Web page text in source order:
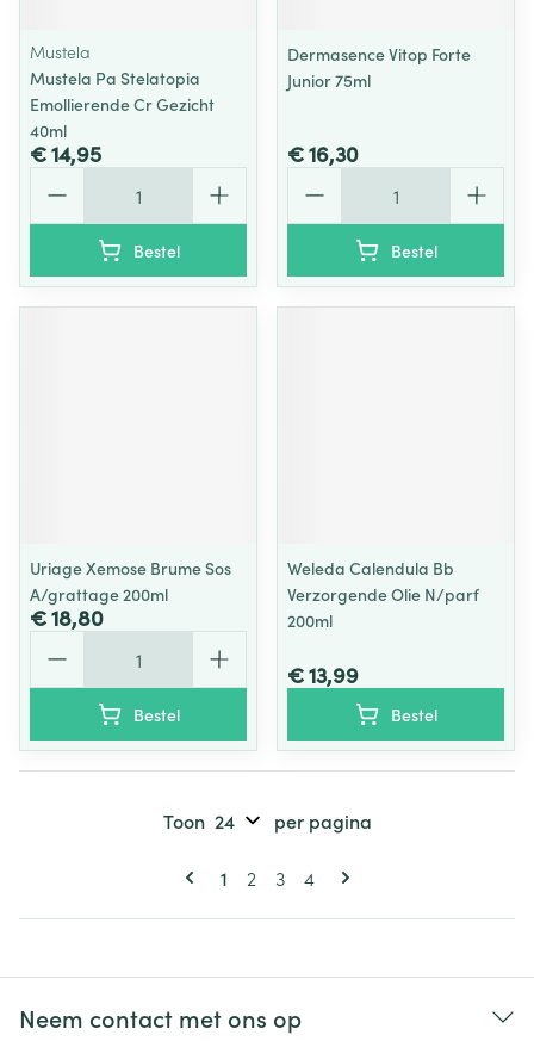
Mustela
Mustela Pa Stelatopia
Emollierende Cr Gezicht
40ml
€ 14,95
Bestel
Dermasence Vitop Forte
Junior 75ml
€ 16,30
Bestel
Uriage Xemose Brume Sos
A/grattage 200ml
€ 18,80
Bestel
Weleda Calendula Bb
Verzorgende Olie N/parf
200ml
€ 13,99
Bestel
Pagina's
U lees momenteel pagina
1 Pagina
2 Pagina
3 Pagina
4
Toon per pagina
Neem contact met ons op